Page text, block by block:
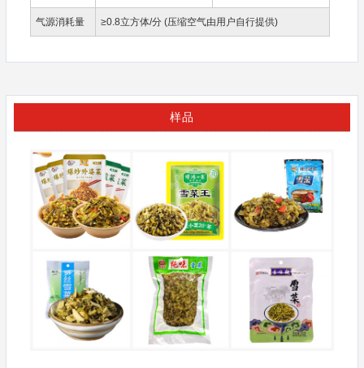
气源消耗量 ≥0.8立方体/分 (压缩空气由用户自行提供)
样品